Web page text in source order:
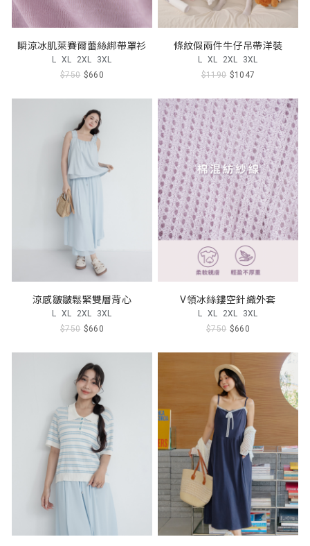
瞬涼冰肌萊賽爾蕾絲綁帶罩衫
L XL 2XL 3XL
$750 $660
條紋假兩件牛仔吊帶洋裝
L XL 2XL 3XL
$1190 $1047
涼感皺皺鬆緊雙層背心
L XL 2XL 3XL
$750 $660
V領冰絲鏤空針織外套
L XL 2XL 3XL
$750 $660